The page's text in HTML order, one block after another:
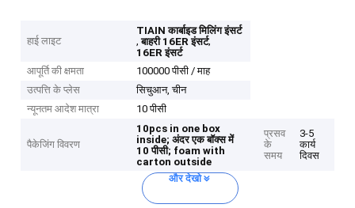
हाई लाइट
TIAIN कार्बाइड मिलिंग इंसर्ट
,बाहरी 16ER इंसर्ट,
16ER इंसर्ट
आपूर्ति की क्षमता
100000 पीसी / माह
उत्पत्ति के प्लेस
सिचुआन, चीन
न्यूनतम आदेश मात्रा
10 पीसी
पैकेजिंग विवरण
10pcs in one box
inside; अंदर एक बॉक्स में
10 पीसी; foam with
carton outside
प्रसव
के
समय
3-5
कार्य
दिवस
और देखो